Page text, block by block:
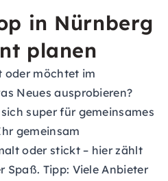
in Nürnberg
planen
oder möchtet im
Neues ausprobieren?
super für gemeinsames
gemeinsam
oder stickt – hier zählt
Spaß. Tipp: Viele Anbieter